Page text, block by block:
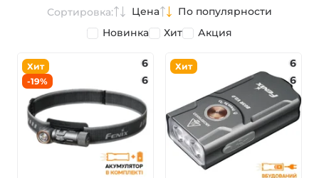
Сортировка: Цена
По популярности
Новинка
Хит Акция
Хит
-19%
6
6
Хит
6
6